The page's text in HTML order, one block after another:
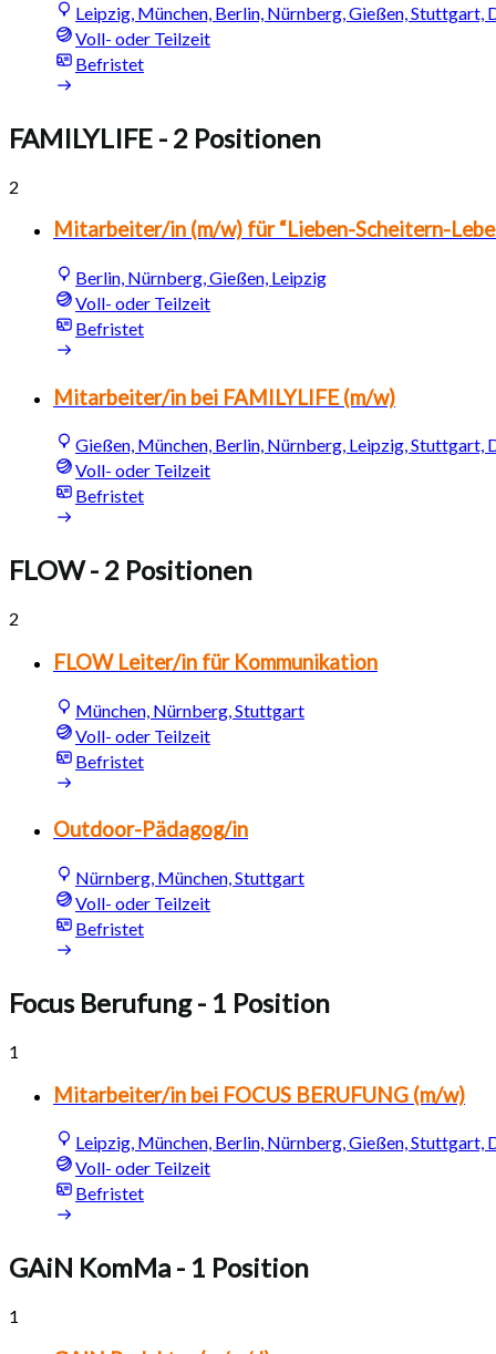
Leipzig, München, Berlin, Nürnberg, Gießen, Stuttgart,
Voll- oder Teilzeit
Befristet
FAMILYLIFE - 2 Positionen
2
Mitarbeiter/in (m/w) für “Lieben-Scheitern-
Berlin, Nürnberg, Gießen, Leipzig
Voll- oder Teilzeit
Befristet
Mitarbeiter/in bei FAMILYLIFE (m/w)
Gießen, München, Berlin, Nürnberg, Leipzig, Stuttgart,
Voll- oder Teilzeit
Befristet
FLOW- 2 Positionen
2
FLOW Leiter/in für Kommunikation
München, Nürnberg, Stuttgart
Voll- oder Teilzeit
Befristet
Outdoor-Pädagog/in
Nürnberg, München, Stuttgart
Voll- oder Teilzeit
Befristet
Focus Berufung- 1 Position
1
Mitarbeiter/in bei FOCUS BERUFUNG (m/w)
Leipzig, München, Berlin, Nürnberg, Gießen, Stuttgart,
Voll- oder Teilzeit
Befristet
GAiN KomMa - 1 Position
1